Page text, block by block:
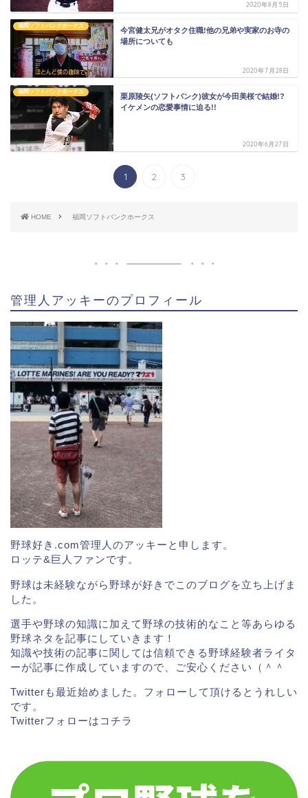
2020年8月5日
福岡ソフトバンクホークス
今宮健太兄がオタク住職!他の兄弟や実家のお寺の
場所についても
2020年7月28日
福岡ソフトバンクホークス
栗原陵矢(ソフトバンク)彼女が今田美桜で結婚!?
イケメンの恋愛事情に迫る!!
2020年6月27日
1 2 3
HOME 福岡ソフトバンクホークス
管理人アッキーのプロフィール
野球好き.com管理人のアッキーと申します。
ロッテ&巨人ファンです。
野球は未経験ながら野球が好きでこのブログを立ち上げま
した。
選手や野球の知識に加えて野球の技術的なこと等あらゆる
野球ネタを記事にしていきます！
知識や技術の記事に関しては信頼できる野球経験者ライタ
ーが記事に作成していますので、ご安心ください（＾＾
Twitterも最近始めました。フォローして頂けるとうれしい
です。
Twitterフォローは コチラ